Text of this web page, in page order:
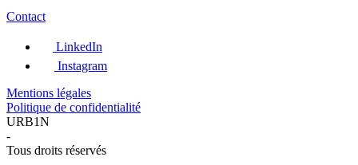
Contact
LinkedIn
Instagram
Mentions légales
Politique de confidentialité
URB1N
-
Tous droits réservés